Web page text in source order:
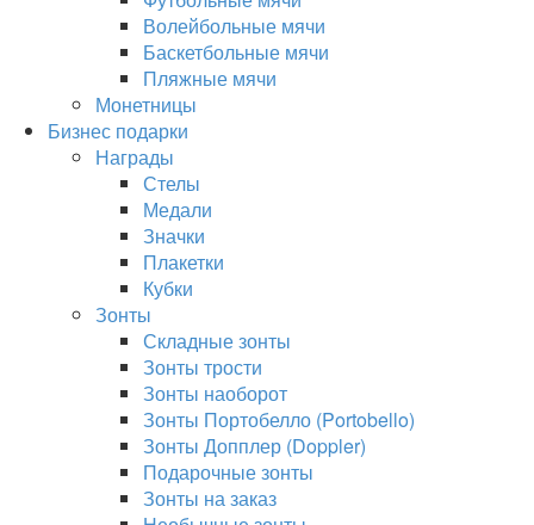
Волейбольные мячи
Баскетбольные мячи
Пляжные мячи
Монетницы
Бизнес подарки
Награды
Стелы
Медали
Значки
Плакетки
Кубки
Зонты
Складные зонты
Зонты трости
Зонты наоборот
Зонты Портобелло (Portobello)
Зонты Допплер (Doppler)
Подарочные зонты
Зонты на заказ